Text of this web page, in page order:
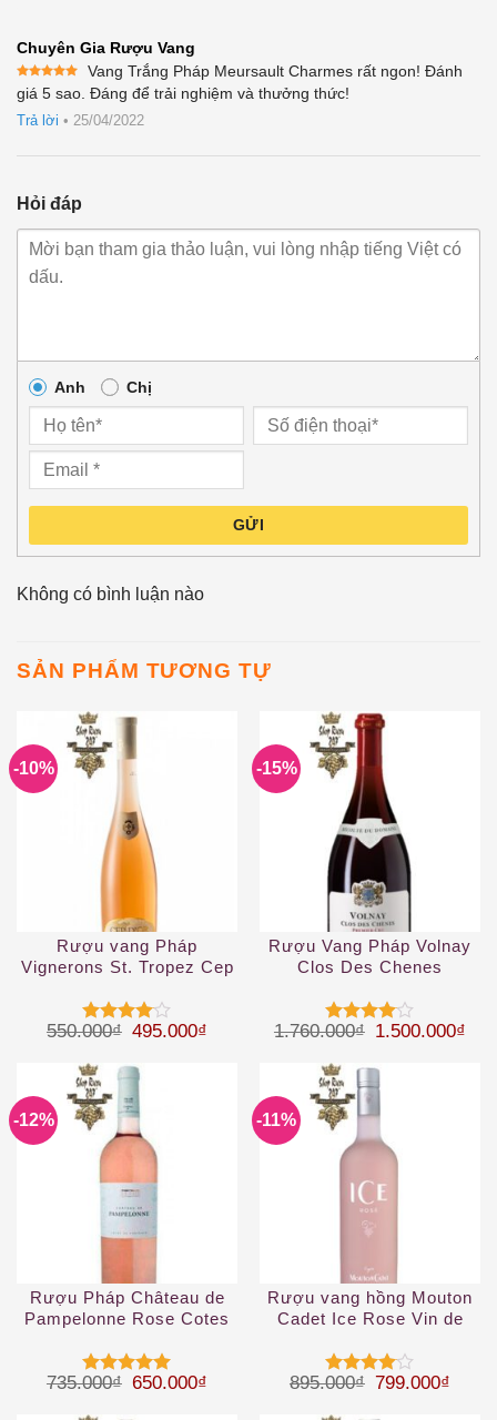
Chuyên Gia Rượu Vang
Được xếp
hạng5 5
sao
Vang Trắng Pháp Meursault Charmes rất ngon! Đánh
giá 5 sao. Đáng để trải nghiệm và thưởng thức!
Trả lời • 25/04/2022
Hỏi đáp
Anh Chị
GỬI
Không có bình luận nào
SẢN PHẨM TƯƠNG TỰ
-10%
Rượu vang Pháp
Vignerons St. Tropez Cep
Provence
Được
45 sao
550.000₫ Giá gốc là: 550.000₫.
495.000₫ Giá hiện tại là: 495.000₫.
-15%
Rượu Vang Pháp Volnay
Clos Des Chenes
Được
45 sao
1.760.000₫ Giá gốc là:
1.500.000₫
-12%
Rượu Pháp Château de
Pampelonne Rose Cotes
Được xếp
735.000₫ Giá gốc là: 735.000₫.
650.000₫ Giá hiện tại là: 650.000₫.
-11%
Rượu vang hồng Mouton
Cadet Ice Rose Vin de
Được
895.000₫ Giá gốc là:
799.000₫